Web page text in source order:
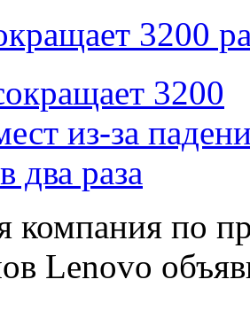
3200
компания по
Lenovo